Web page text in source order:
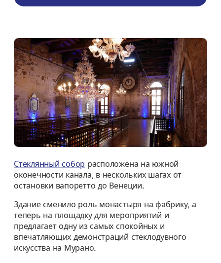
Стеклянный собор расположена на южной
оконечности канала, в нескольких шагах от
остановки вапоретто до Венеции.
Здание сменило роль монастыря на фабрику, а
теперь на площадку для мероприятий и
предлагает одну из самых спокойных и
впечатляющих демонстраций стеклодувного
искусства на Мурано.